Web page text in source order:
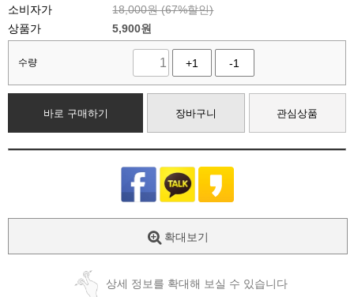
소비자가 18,000원 (67%할인)
상품가
5,900원
수량 +1 -1
바로 구매하기 장바구니 관심상품
확대보기
상세 정보를 확대해 보실 수 있습니다